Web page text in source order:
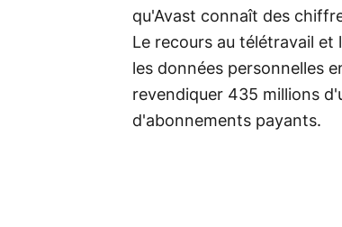
qu'Avast connaît des
Le recours au télétravail
les données personnelles
revendiquer 435 millions
d'abonnements payants.